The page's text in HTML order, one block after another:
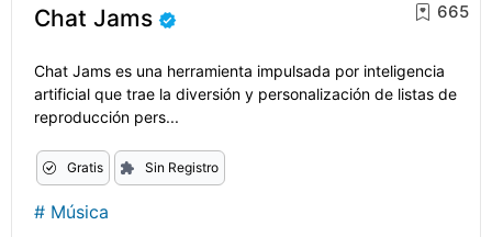
Chat Jams 665
Chat Jams es una herramienta impulsada por inteligencia
artificial que trae la diversión y personalización de listas de
reproducción pers...
Gratis Sin Registro
# Música